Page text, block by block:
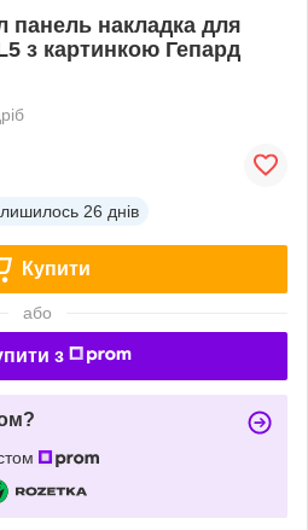
панель накладка для
з картинкою Гепард
26 днів
Купити
або
з